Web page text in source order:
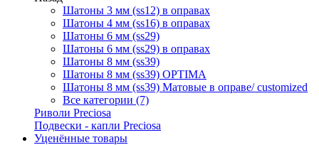
Шатоны 3 мм (ss12) в оправах
Шатоны 4 мм (ss16) в оправах
Шатоны 6 мм (ss29)
Шатоны 6 мм (ss29) в оправах
Шатоны 8 мм (ss39)
Шатоны 8 мм (ss39) OPTIMA
Шатоны 8 мм (ss39) Матовые в оправе/ customized
Все категории (7)
Риволи Preciosa
Подвески - капли Preciosa
Уценённые товары